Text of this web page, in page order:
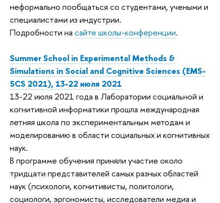
неформально пообщаться со студентами, учеными и
специалистами из индустрии.
Подробности на сайте школы-конференции.
Summer School in Experimental Methods &
Simulations in Social and Cognitive Sciences (EMS-
SCS 2021), 13-22 июля 2021
13-22 июля 2021 года в Лаборатории социальной и
когнитивной информатики прошла международная
летняя школа по экспериментальным методам и
моделированию в области социальных и когнитивных
наук.
В программе обучения приняли участие около
тридцати представителей самых разных областей
наук (психологи, когнитивисты, политологи,
социологи, эргономисты, исследователи медиа и